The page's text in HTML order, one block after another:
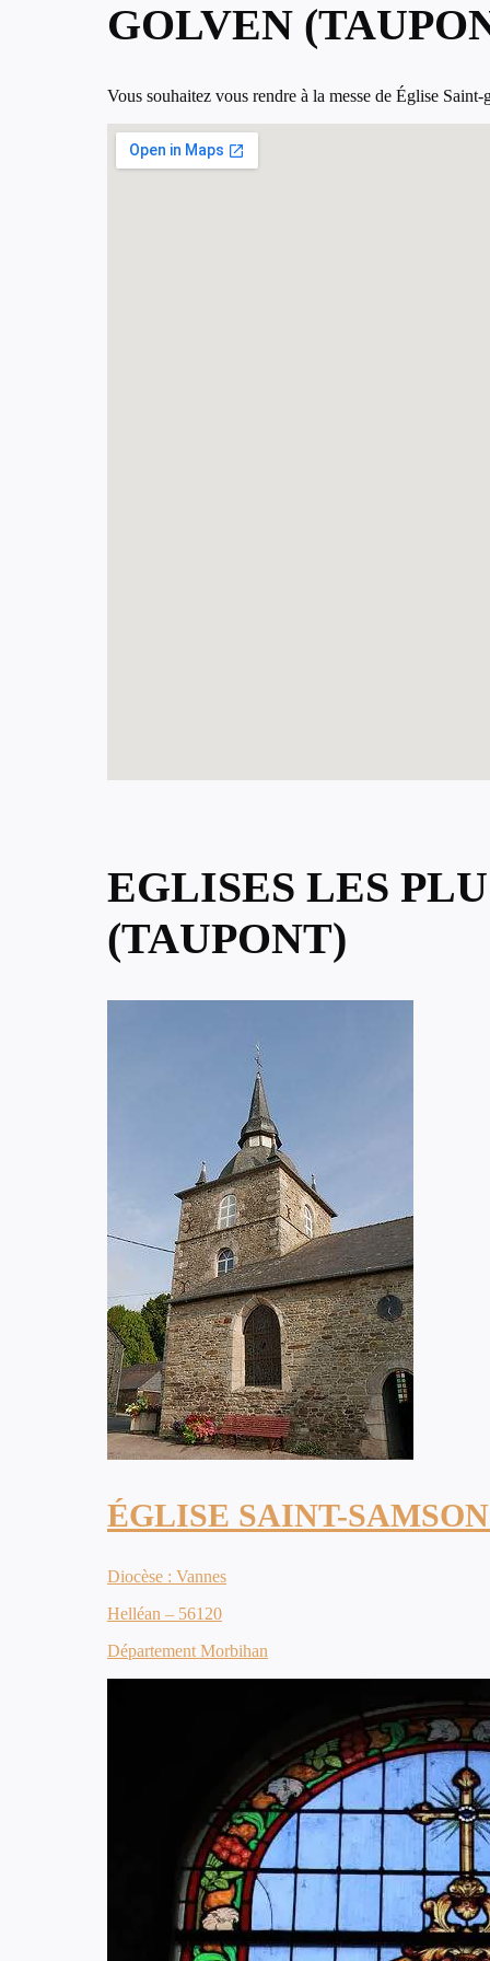
GOLVEN
Vous souhaitez vous rendre à la messe de Église
EGLISES LES
(TAUPONT)
ÉGLISE SAINT-
Diocèse : Vannes
Helléan – 56120
Département Morbihan